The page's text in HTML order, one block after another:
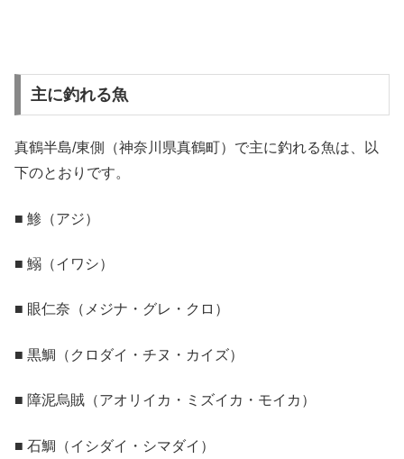
主に釣れる魚
真鶴半島/東側（神奈川県真鶴町）で主に釣れる魚は、以
下のとおりです。
■ 鯵（アジ）
■ 鰯（イワシ）
■ 眼仁奈（メジナ・グレ・クロ）
■ 黒鯛（クロダイ・チヌ・カイズ）
■ 障泥烏賊（アオリイカ・ミズイカ・モイカ）
■ 石鯛（イシダイ・シマダイ）